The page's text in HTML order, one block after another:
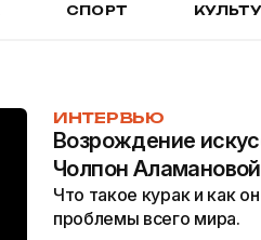
СПОРТ
ИНТЕРВЬЮ
Возрождение
Чолпон Аламановой
Что такое курак и как
проблемы всего мира.